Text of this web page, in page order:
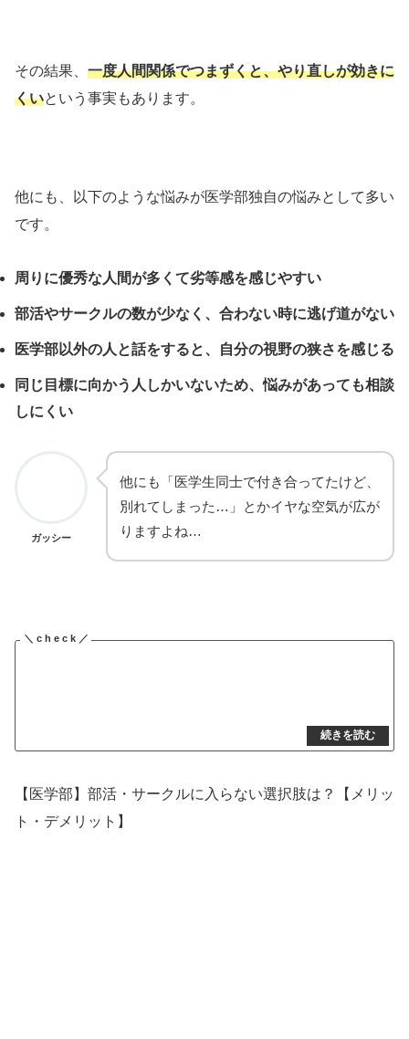
その結果、 一度人間関係でつまずくと、やり直しが効きに
くいという事実もあります。
他にも、以下のような悩みが医学部独自の悩みとして多い
です。
周りに優秀な人間が多くて劣等感を感じやすい
部活やサークルの数が少なく、合わない時に逃げ道がない
医学部以外の人と話をすると、自分の視野の狭さを感じる
同じ目標に向かう人しかいないため、悩みがあっても相談
しにくい
ガッシー
他にも「医学生同士で付き合ってたけど、
別れてしまった…」とかイヤな空気が広が
りますよね…
【医学部】部活・サークルに入らない選択肢は？【メリッ
ト・デメリット】